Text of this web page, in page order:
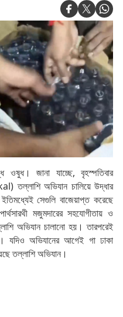
ওষুধ। জানা যাচ্ছে, বৃহস্পতিবার
তল্লাশি অভিযান চালিয়ে উদ্ধার
সেগুলি বাজেয়াপ্ত করেছে
মজুমদারের সহযোগীতায় ও
অভিযান চালানো হয়। তারপরেই
যদিও অভিযানের আগেই গা ঢাকা
তল্লাশি অভিযান।